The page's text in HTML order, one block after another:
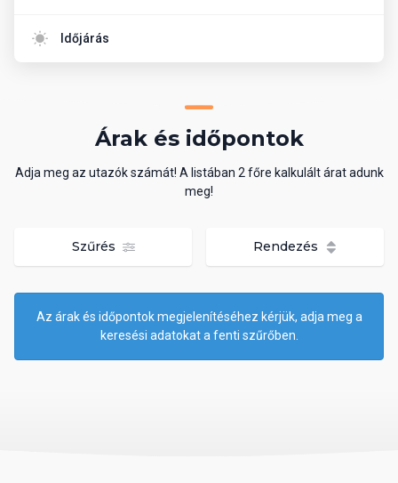
Időjárás
Árak és időpontok
Adja meg az utazók számát! A listában 2 főre kalkulált árat adunk
meg!
Szűrés Rendezés
Az árak és időpontok megjelenítéséhez kérjük, adja meg a
keresési adatokat a fenti szűrőben.